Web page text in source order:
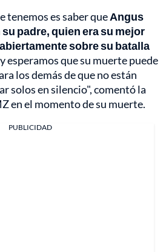
tenemos es saber queAngus
padre, quien era su mejor
sobre su batalla
y esperamos que su muerte puede
los demás de que no están
solos en silencio", comentó la
en el momento de su muerte.
PUBLICIDAD